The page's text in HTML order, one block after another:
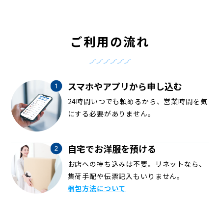
ご利用の流れ
スマホやアプリから申し込む
24時間いつでも頼めるから、営業時間を気
にする必要がありません。
自宅でお洋服を預ける
お店への持ち込みは不要。リネットなら、
集荷手配や伝票記入もいりません。
梱包方法について